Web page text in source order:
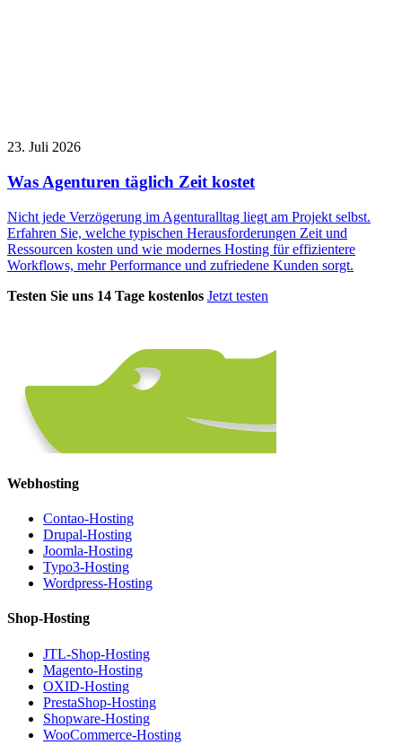
23. Juli 2026
Was Agenturen täglich Zeit kostet
Nicht jede Verzögerung im Agenturalltag liegt am Projekt selbst.
Erfahren Sie, welche typischen Herausforderungen Zeit und
Ressourcen kosten und wie modernes Hosting für effizientere
Workflows, mehr Performance und zufriedene Kunden sorgt.
Testen Sie uns 14 Tage kostenlos Jetzt testen
Webhosting
Contao-Hosting
Drupal-Hosting
Joomla-Hosting
Typo3-Hosting
Wordpress-Hosting
Shop-Hosting
JTL-Shop-Hosting
Magento-Hosting
OXID-Hosting
PrestaShop-Hosting
Shopware-Hosting
WooCommerce-Hosting